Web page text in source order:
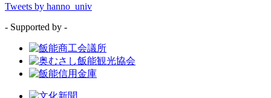
Tweets by hanno_univ
- Supported by -